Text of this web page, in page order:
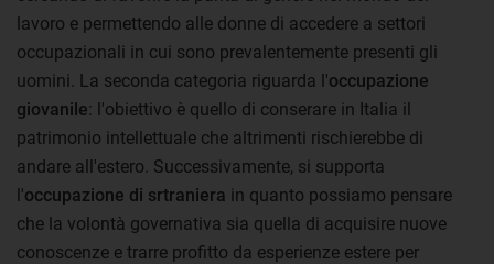
lavoro e permettendo alle donne di accedere a settori
occupazionali in cui sono prevalentemente presenti gli
uomini. La seconda categoria riguarda l'occupazione
giovanile: l'obiettivo è quello di conserare in Italia il
patrimonio intellettuale che altrimenti rischierebbe di
andare all'estero. Successivamente, si supporta
l'occupazione di srtraniera in quanto possiamo pensare
che la volontà governativa sia quella di acquisire nuove
conoscenze e trarre profitto da esperienze estere per